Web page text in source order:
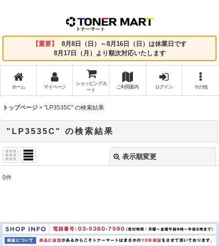
【重要】
8月8日（日）～8月16日（日）は休業日です
8月17日（月）より順次対応いたします
ホーム マイページ
ショッピングカ
ート
ご利用案内 ログイン その他
トップページ > "LP3535C" の検索結果
"LP3535C" の検索結果
表示順変更
商品検索
並び順:
0件